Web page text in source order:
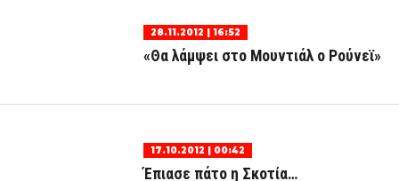
28.11.2012 | 16:52
«Θα λάμψει στο Μουντιάλ ο Ρούνεϊ»
17.10.2012 | 00:42
Έπιασε πάτο η Σκοτία…